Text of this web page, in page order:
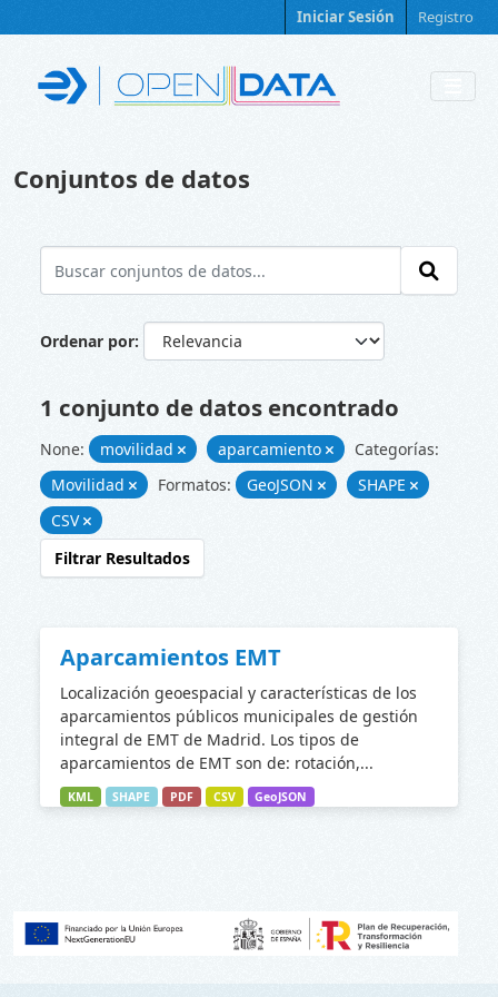
Iniciar Sesión Registro
Conjuntos de datos
Ordenar por
1 conjunto de datos encontrado
None: movilidad aparcamiento
Categorías:
Movilidad
Formatos: GeoJSON
SHAPE
CSV
Filtrar Resultados
Aparcamientos EMT
Localización geoespacial y características de los
aparcamientos públicos municipales de gestión
integral de EMT de Madrid. Los tipos de
aparcamientos de EMT son de: rotación,...
KML SHAPE PDF CSV GeoJSON